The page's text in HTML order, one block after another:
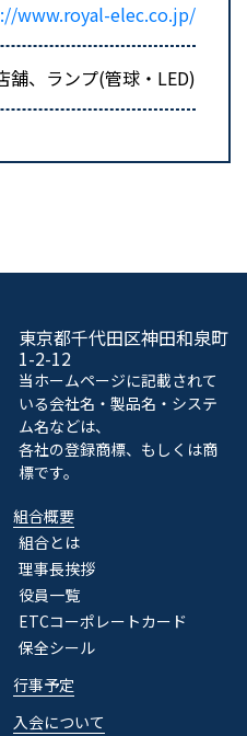
www.royal-elec.co.jp/
舗、ランプ(管球・LED)
東京都千代田区神田和泉町
1-2-12
当ホームページに記載されて
いる会社名・製品名・システ
ム名などは、
各社の登録商標、もしくは商
標です。
組合概要
組合とは
理事長挨拶
役員一覧
ETCコーポレートカード
保全シール
行事予定
入会について